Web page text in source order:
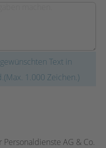
Text in
1.000 Zeichen.)
AG & Co.